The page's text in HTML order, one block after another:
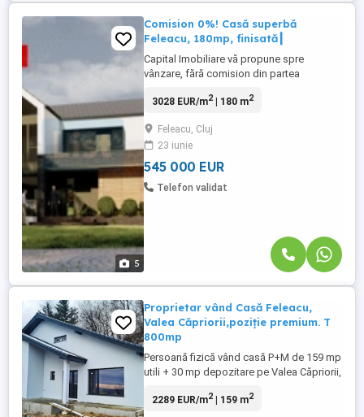
5
Comision 0%! Casă superbă
Feleacu, 180mp, finisată┃
Capital Imobiliare vă propune spre
vânzare, fără comision din partea
în Feleacu, zona Primăriei. Amplasată pe
proprietatea dispune de aproximativ 180
mp utili și se predă finisată, cu materiale
premium și atenție la fiecare ...
3028 EUR/m2| 180 m2
Feleacu, Cluj
23 iunie
545 000 EUR
Telefon validat
Proprietar vând Casă Feleacu,
Valea Căpriorii,poziție premium. T
800mp
Persoană fizică vând casă P+M de 159 mp
utili + 30 mp depozitare pe Valea Căpriorii,
161 mp și desfășurată 252 mp. Suprafața
2289 EUR/m2| 159 m2